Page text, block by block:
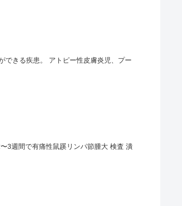
できる疾患。 アトピー性皮膚炎児、プー
3週間で有痛性鼠蹊リンパ節腫大 検査 潰